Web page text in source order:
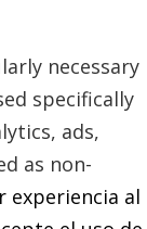
experiencia al
necessary
specifically
ads,
as non-
procure user